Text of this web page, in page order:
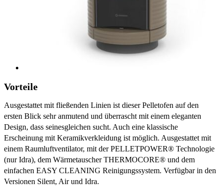
Vorteile
Ausgestattet mit fließenden Linien ist dieser Pelletofen auf den
ersten Blick sehr anmutend und überrascht mit einem eleganten
Design, dass seinesgleichen sucht. Auch eine klassische
Erscheinung mit Keramikverkleidung ist möglich. Ausgestattet mit
einem Raumluftventilator, mit der PELLETPOWER® Technologie
(nur Idra), dem Wärmetauscher THERMOCORE® und dem
einfachen EASY CLEANING Reinigungssystem. Verfügbar in den
Versionen Silent, Air und Idra.